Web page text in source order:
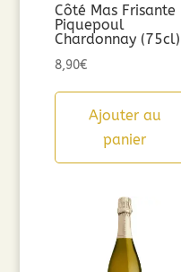
Côté Mas Frisante
Piquepoul
Chardonnay (75cl)
8,90€
Ajouter au
panier